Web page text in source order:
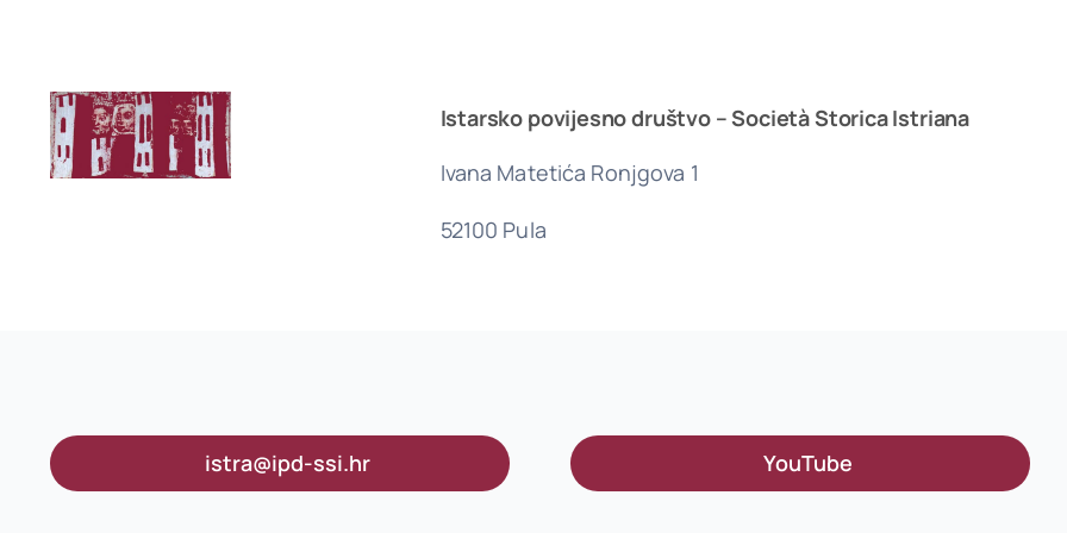
Istarsko povijesno društvo – Società Storica Istriana
Ivana Matetića Ronjgova 1
52100 Pula
istra@ipd-ssi.hr YouTube